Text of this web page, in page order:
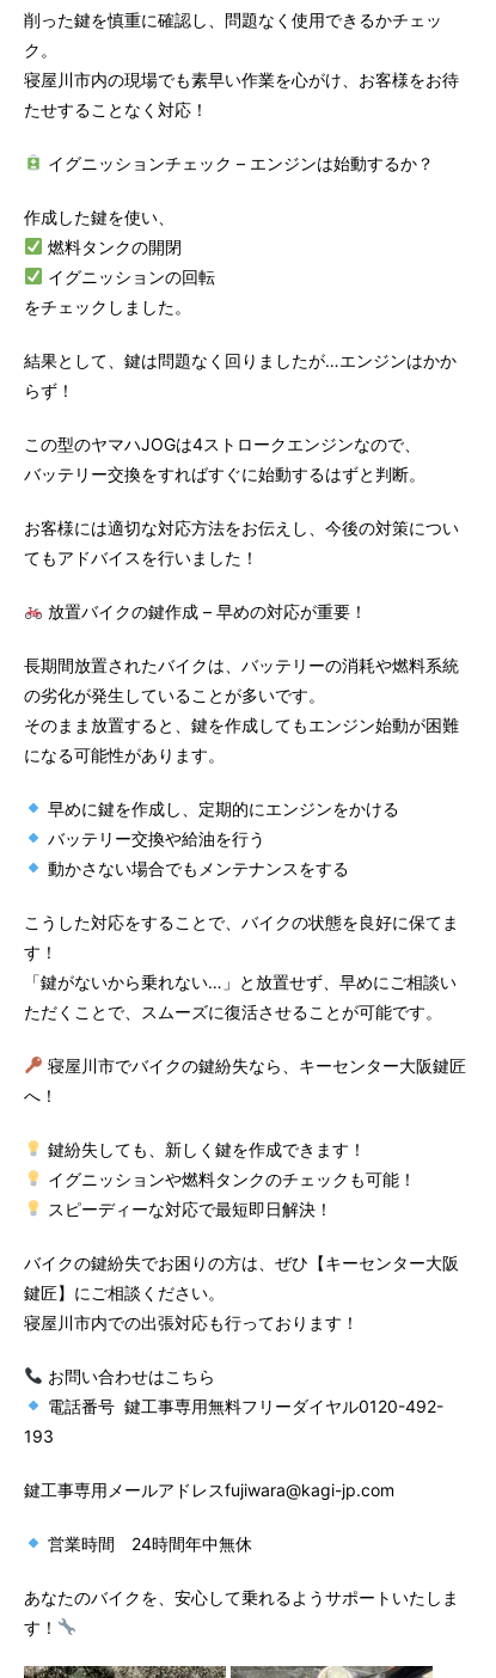
削った鍵を慎重に確認し、問題なく使用できるかチェッ
ク。
寝屋川市内の現場でも素早い作業を心がけ、お客様をお待
たせすることなく対応！
イグニッションチェック – エンジンは始動するか？
作成した鍵を使い、
燃料タンクの開閉
イグニッションの回転
をチェックしました。
結果として、鍵は問題なく回りましたが…エンジンはかか
らず！
この型のヤマハJOGは4ストロークエンジンなので、
バッテリー交換をすればすぐに始動するはずと判断。
お客様には適切な対応方法をお伝えし、今後の対策につい
てもアドバイスを行いました！
放置バイクの鍵作成 – 早めの対応が重要！
長期間放置されたバイクは、バッテリーの消耗や燃料系統
の劣化が発生していることが多いです。
そのまま放置すると、鍵を作成してもエンジン始動が困難
になる可能性があります。
早めに鍵を作成し、定期的にエンジンをかける
バッテリー交換や給油を行う
動かさない場合でもメンテナンスをする
こうした対応をすることで、バイクの状態を良好に保てま
す！
「鍵がないから乗れない…」と放置せず、早めにご相談い
ただくことで、スムーズに復活させることが可能です。
寝屋川市でバイクの鍵紛失なら、キーセンター大阪鍵匠
へ！
鍵紛失しても、新しく鍵を作成できます！
イグニッションや燃料タンクのチェックも可能！
スピーディーな対応で最短即日解決！
バイクの鍵紛失でお困りの方は、ぜひ【キーセンター大阪
鍵匠】にご相談ください。
寝屋川市内での出張対応も行っております！
お問い合わせはこちら
電話番号 鍵工事専用無料フリーダイヤル0120-492-
193
鍵工事専用メールアドレスfujiwara@kagi-jp.com
営業時間 24時間年中無休
あなたのバイクを、安心して乗れるようサポートいたしま
す！